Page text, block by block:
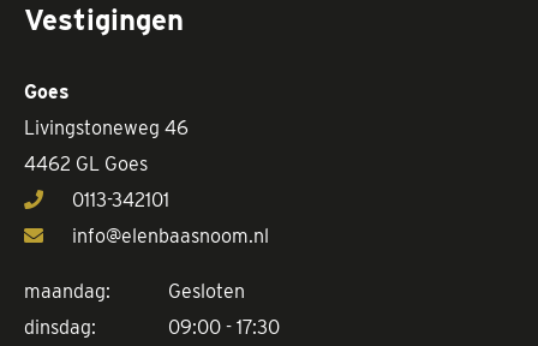
Vestigingen
Goes
Livingstoneweg 46
4462 GL Goes
0113-342101
info@elenbaasnoom.nl
maandag:
Gesloten
dinsdag:
09:00 - 17:30